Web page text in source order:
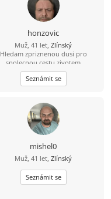
honzovic
Muž, 41 let, Zlínský
Hledam zpriznenou dusi pro
spolecnou cestu zivotem
Seznámit se
mishel0
Muž, 41 let, Zlínský
Seznámit se